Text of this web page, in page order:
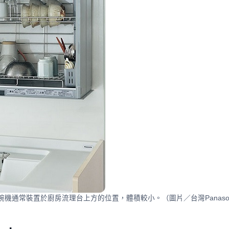
機通常裝置於廚房流理台上方的位置，體積較小。（圖片／台灣